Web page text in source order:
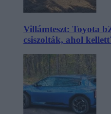
Villámteszt: Toyota
csiszolták, ahol